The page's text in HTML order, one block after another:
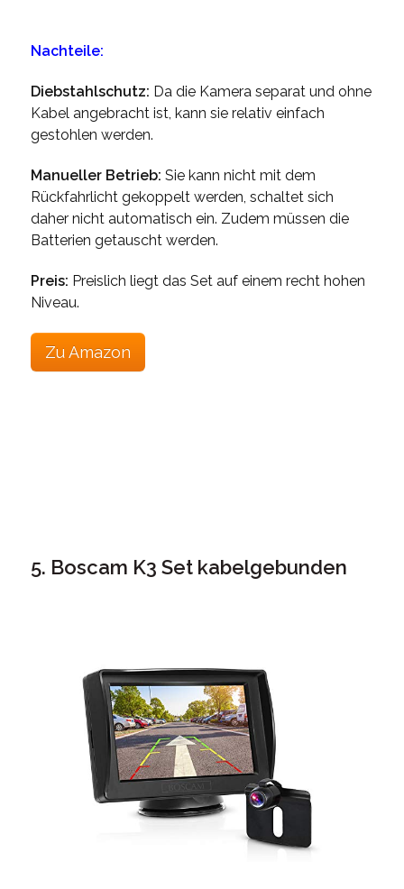
Nachteile:
Diebstahlschutz: Da die Kamera separat und ohne
Kabel angebracht ist, kann sie relativ einfach
gestohlen werden.
Manueller Betrieb: Sie kann nicht mit dem
Rückfahrlicht gekoppelt werden, schaltet sich
daher nicht automatisch ein. Zudem müssen die
Batterien getauscht werden.
Preis: Preislich liegt das Set auf einem recht hohen
Niveau.
Zu Amazon
5. Boscam K3 Set kabelgebunden